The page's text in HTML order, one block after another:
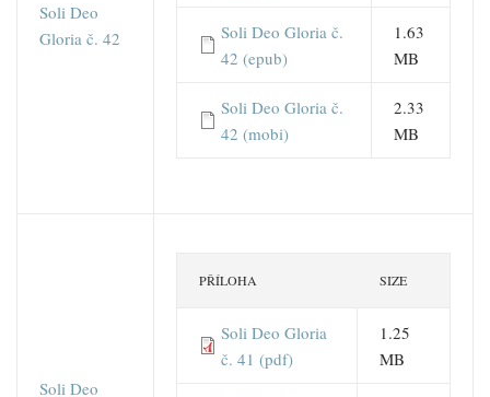
Soli Deo
Gloria č. 42
Soli Deo Gloria č.
42 (epub)
1.63
MB
Soli Deo Gloria č.
42 (mobi)
2.33
MB
Soli Deo
PŘÍLOHA SIZE
Soli Deo Gloria
č. 41 (pdf)
1.25
MB